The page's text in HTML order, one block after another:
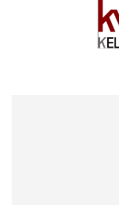
en Florida?
En una compra
fechas y
Una compañía